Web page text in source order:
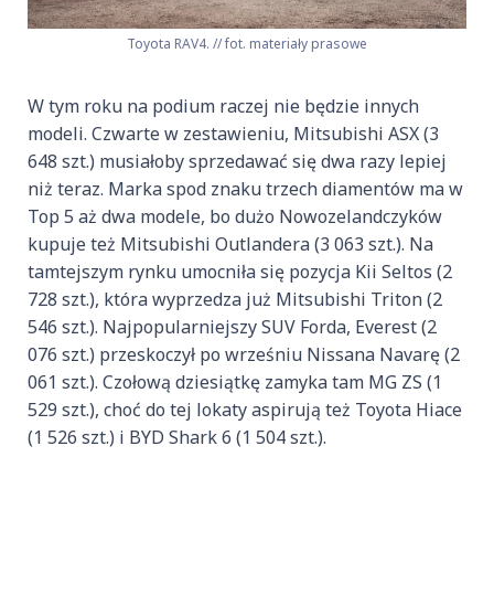
Toyota RAV4. // fot. materiały prasowe
W tym roku na podium raczej nie będzie innych
modeli. Czwarte w zestawieniu, Mitsubishi ASX (3
648 szt.) musiałoby sprzedawać się dwa razy lepiej
niż teraz. Marka spod znaku trzech diamentów ma w
Top 5 aż dwa modele, bo dużo Nowozelandczyków
kupuje też Mitsubishi Outlandera (3 063 szt.). Na
tamtejszym rynku umocniła się pozycja Kii Seltos (2
728 szt.), która wyprzedza już Mitsubishi Triton (2
546 szt.). Najpopularniejszy SUV Forda, Everest (2
076 szt.) przeskoczył po wrześniu Nissana Navarę (2
061 szt.). Czołową dziesiątkę zamyka tam MG ZS (1
529 szt.), choć do tej lokaty aspirują też Toyota Hiace
(1 526 szt.) i BYD Shark 6 (1 504 szt.).